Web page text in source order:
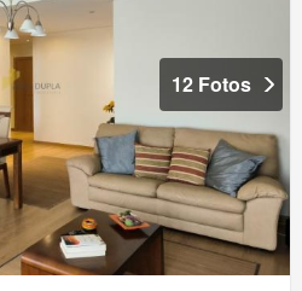
12 Fotos